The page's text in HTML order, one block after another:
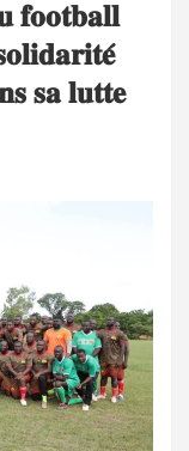
𝐟𝐨𝐨𝐭𝐛𝐚𝐥𝐥
𝐬𝐚 𝐥𝐮𝐭𝐭𝐞